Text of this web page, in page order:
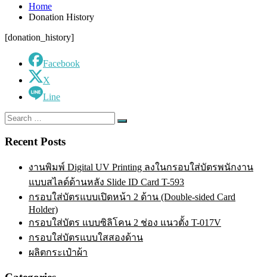
Home
Donation History
[donation_history]
Facebook
X
Line
Search
for:
Search
Recent Posts
งานพิมพ์ Digital UV Printing ลงในกรอบใส่บัตรพนักงาน
แบบสไลด์ด้านหลัง Slide ID Card T-593
กรอบใส่บัตรแบบเปิดหน้า 2 ด้าน (Double-sided Card
Holder)
กรอบใส่บัตร แบบซิลิโคน 2 ช่อง แนวตั้ง T-017V
กรอบใส่บัตรแบบใสสองด้าน
ผลิตกระเป๋าผ้า